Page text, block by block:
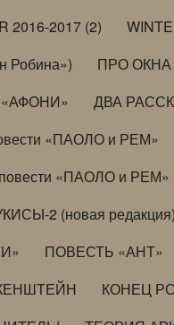
2016-2017 (2)
Робина»)
ПРО ОКНА
ДВА
«ПАОЛО и РЕМ»
«ПАОЛО и РЕМ»
2 (новая редакция)
ПОВЕСТЬ «АНТ»
КОНЕЦ